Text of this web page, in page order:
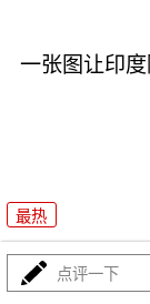
一张图让印
最热
点评一下